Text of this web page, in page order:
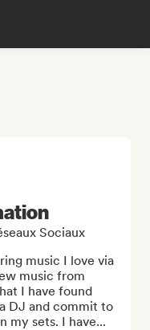
Sociaux
music I love via
music from
I have found
DJ and commit to
my sets. I have...